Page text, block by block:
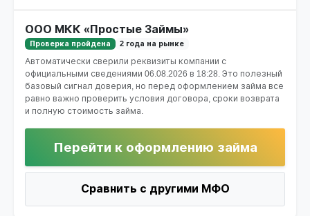
ООО МКК «Простые Займы»
Проверка пройдена 2 года на рынке
Автоматически сверили реквизиты компании с
официальными сведениями 06.08.2026 в 18:28. Это полезный
базовый сигнал доверия, но перед оформлением займа все
равно важно проверить условия договора, сроки возврата
и полную стоимость займа.
Перейти к оформлению займа
Сравнить с другими МФО